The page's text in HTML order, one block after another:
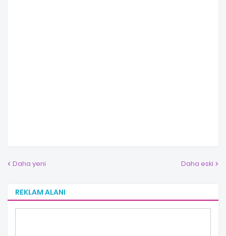
Daha yeni Daha eski
REKLAM ALANI